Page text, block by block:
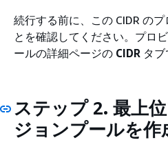
続行する前に、この CIDR の
とを確認してください。プロ
ールの詳細ページの CIDR タブ
ステップ 2. 最上
ジョンプールを作